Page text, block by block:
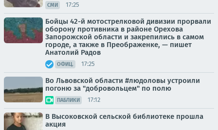
СМИ 17:25
Бойцы 42-й мотострелковой дивизии прорвали
оборону противника в районе Орехова
Запорожской области и закрепились в самом
городе, а также в Преображенке, — пишет
Анатолий Радов
ОФИЦ. 17:25
Во Львовской области #людоловы устроили
погоню за "добровольцем" по полю
ПАБЛИКИ 17:12
В Высоковской сельской библиотеке прошла
акция